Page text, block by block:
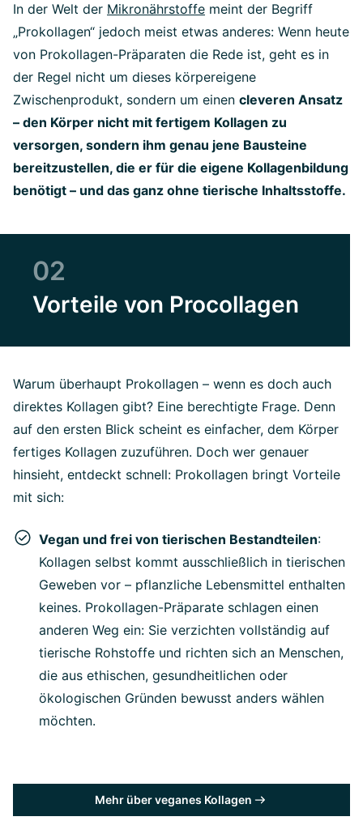
In der Welt der Mikronährstoffe meint der Begriff
„Prokollagen“ jedoch meist etwas anderes: Wenn heute
von Prokollagen-Präparaten die Rede ist, geht es in
der Regel nicht um dieses körpereigene
Zwischenprodukt, sondern um einen cleveren Ansatz
– den Körper nicht mit fertigem Kollagen zu
versorgen, sondern ihm genau jene Bausteine
bereitzustellen, die er für die eigene Kollagenbildung
benötigt – und das ganz ohne tierische Inhaltsstoffe.
02
Vorteile von Procollagen
Warum überhaupt Prokollagen – wenn es doch auch
direktes Kollagen gibt? Eine berechtigte Frage. Denn
auf den ersten Blick scheint es einfacher, dem Körper
fertiges Kollagen zuzuführen. Doch wer genauer
hinsieht, entdeckt schnell: Prokollagen bringt Vorteile
mit sich:
Vegan und frei von tierischen Bestandteilen:
Kollagen selbst kommt ausschließlich in tierischen
Geweben vor – pflanzliche Lebensmittel enthalten
keines. Prokollagen-Präparate schlagen einen
anderen Weg ein: Sie verzichten vollständig auf
tierische Rohstoffe und richten sich an Menschen,
die aus ethischen, gesundheitlichen oder
ökologischen Gründen bewusst anders wählen
möchten.
Mehr über veganes Kollagen